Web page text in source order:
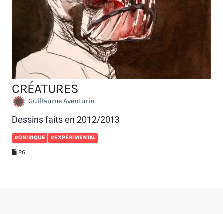
CRÉATURES
Guillaume Aventurin
Dessins faits en 2012/2013
#ONIRIQUE #EXPÉRIMENTAL
26